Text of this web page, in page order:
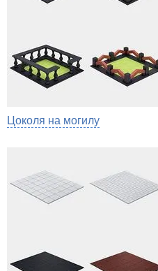
Цоколя на могилу